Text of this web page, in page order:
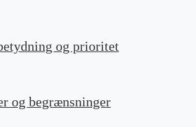
og prioritet
og begrænsninger